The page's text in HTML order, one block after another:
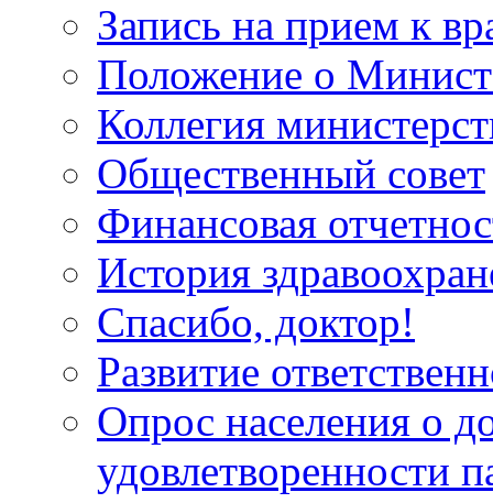
Запись на прием к
Положение о
Коллегия
Общественный совет
Финансовая
История
Спасибо, доктор!
Развитие
Опрос населения о
удовлетворенности